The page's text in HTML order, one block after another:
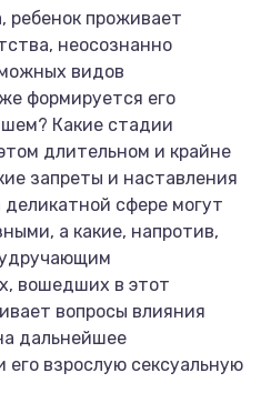
ребенок проживает
неосознанно
видов
формируется его
Какие стадии
длительном и крайне
запреты и наставления
сфере могут
а какие, напротив,
вошедших в этот
вопросы влияния
дальнейшее
его взрослую сексуальную